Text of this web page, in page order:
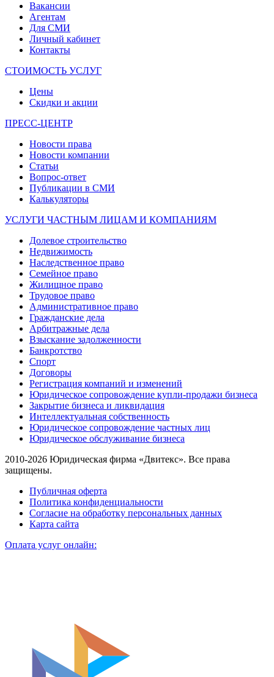
Вакансии
Агентам
Для СМИ
Личный кабинет
Контакты
СТОИМОСТЬ УСЛУГ
Цены
Скидки и акции
ПРЕСС-ЦЕНТР
Новости права
Новости компании
Статьи
Вопрос-ответ
Публикации в СМИ
Калькуляторы
УСЛУГИ ЧАСТНЫМ ЛИЦАМ И КОМПАНИЯМ
Долевое строительство
Недвижимость
Наследственное право
Семейное право
Жилищное право
Трудовое право
Административное право
Гражданские дела
Арбитражные дела
Взыскание задолженности
Банкротство
Спорт
Договоры
Регистрация компаний и изменений
Юридическое сопровождение купли-продажи бизнеса
Закрытие бизнеса и ликвидация
Интеллектуальная собственность
Юридическое сопровождение частных лиц
Юридическое обслуживание бизнеса
2010-2026 Юридическая фирма «Двитекс». Все права
защищены.
Публичная оферта
Политика конфиденциальности
Согласие на обработку персональных данных
Карта сайта
Оплата услуг онлайн: